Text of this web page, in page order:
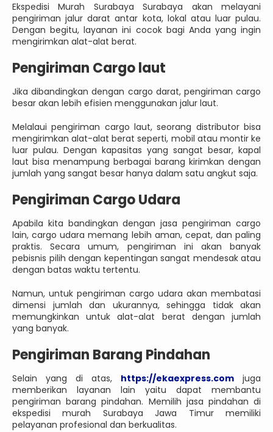
Ekspedisi Murah Surabaya Surabaya akan melayani
pengiriman jalur darat antar kota, lokal atau luar pulau.
Dengan begitu, layanan ini cocok bagi Anda yang ingin
mengirimkan alat-alat berat.
Pengiriman Cargo laut
Jika dibandingkan dengan cargo darat, pengiriman cargo
besar akan lebih efisien menggunakan jalur laut.
Melalaui pengiriman cargo laut, seorang distributor bisa
mengirimkan alat-alat berat seperti, mobil atau montir ke
luar pulau. Dengan kapasitas yang sangat besar, kapal
laut bisa menampung berbagai barang kirimkan dengan
jumlah yang sangat besar hanya dalam satu angkut saja.
Pengiriman Cargo Udara
Apabila kita bandingkan dengan jasa pengiriman cargo
lain, cargo udara memang lebih aman, cepat, dan paling
praktis. Secara umum, pengiriman ini akan banyak
pebisnis pilih dengan kepentingan sangat mendesak atau
dengan batas waktu tertentu.
Namun, untuk pengiriman cargo udara akan membatasi
dimensi jumlah dan ukurannya, sehingga tidak akan
memungkinkan untuk alat-alat berat dengan jumlah
yang banyak.
Pengiriman Barang Pindahan
Selain yang di atas, https://ekaexpress.com juga
memberikan layanan lain yaitu dapat membantu
pengiriman barang pindahan. Memilih jasa pindahan di
ekspedisi murah Surabaya Jawa Timur memiliki
pelayanan profesional dan berkualitas.